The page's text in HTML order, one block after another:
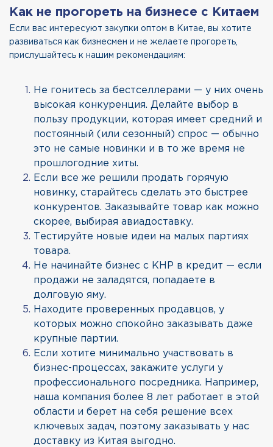
Как не прогореть на бизнесе с Китаем
Если вас интересуют закупки оптом в Китае, вы хотите
развиваться как бизнесмен и не желаете прогореть,
прислушайтесь к нашим рекомендациям:
Не гонитесь за бестселлерами — у них очень
высокая конкуренция. Делайте выбор в
пользу продукции, которая имеет средний и
постоянный (или сезонный) спрос — обычно
это не самые новинки и в то же время не
прошлогодние хиты.
Если все же решили продать горячую
новинку, старайтесь сделать это быстрее
конкурентов. Заказывайте товар как можно
скорее, выбирая авиадоставку.
Тестируйте новые идеи на малых партиях
товара.
Не начинайте бизнес с КНР в кредит — если
продажи не заладятся, попадаете в
долговую яму.
Находите проверенных продавцов, у
которых можно спокойно заказывать даже
крупные партии.
Если хотите минимально участвовать в
бизнес-процессах, закажите услуги у
профессионального посредника. Например,
наша компания более 8 лет работает в этой
области и берет на себя решение всех
ключевых задач, поэтому заказывать у нас
доставку из Китая выгодно.